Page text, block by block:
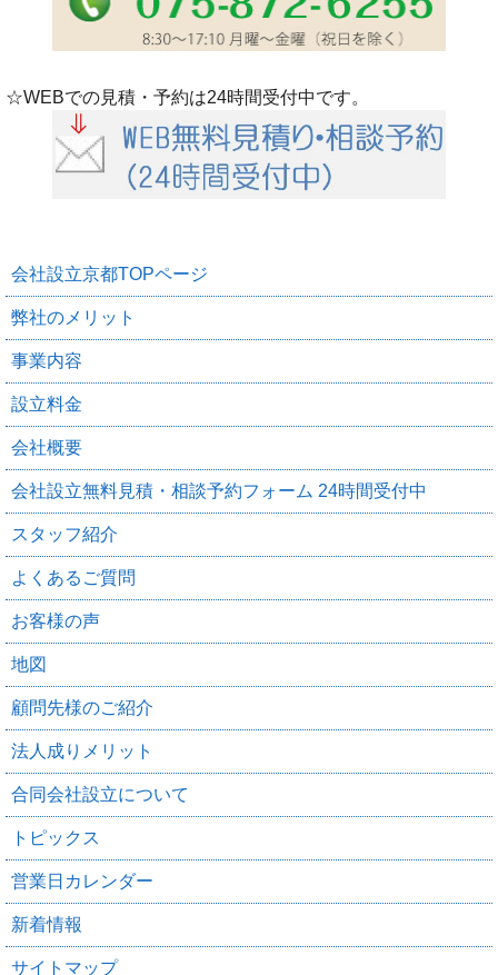
☆WEBでの見積・予約は24時間受付中です。
会社設立京都TOPページ
弊社のメリット
事業内容
設立料金
会社概要
会社設立無料見積・相談予約フォーム 24時間受付中
スタッフ紹介
よくあるご質問
お客様の声
地図
顧問先様のご紹介
法人成りメリット
合同会社設立について
トピックス
営業日カレンダー
新着情報
サイトマップ